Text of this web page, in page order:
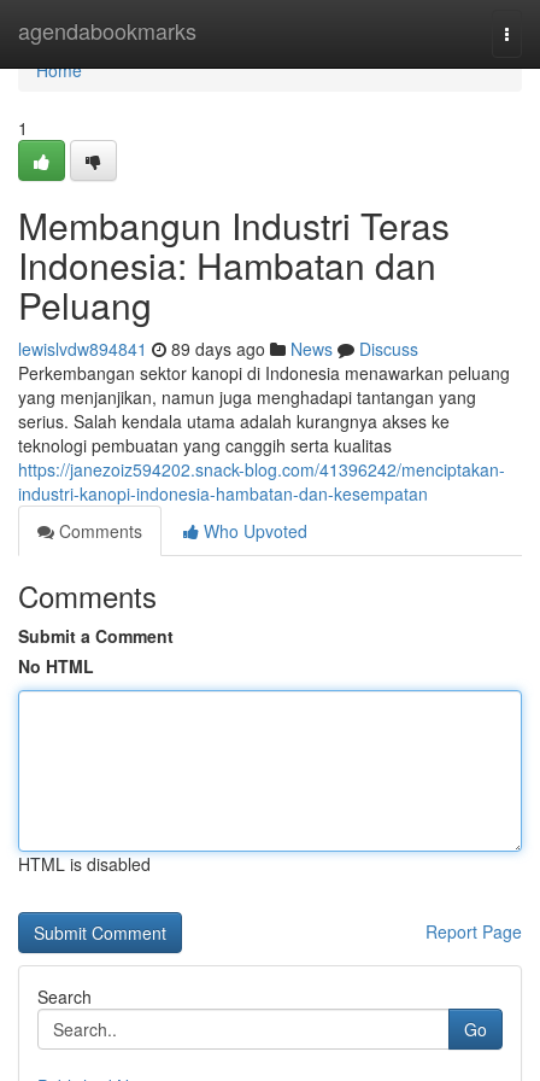
agendabookmarks
Home
Home
1
Membangun Industri Teras
Indonesia: Hambatan dan
Peluang
lewislvdw894841 89 days ago News
Discuss
Perkembangan sektor kanopi di Indonesia menawarkan peluang
yang menjanjikan, namun juga menghadapi tantangan yang
serius. Salah kendala utama adalah kurangnya akses ke
teknologi pembuatan yang canggih serta kualitas
https://janezoiz594202.snack-blog.com/41396242/menciptakan-
industri-kanopi-indonesia-hambatan-dan-kesempatan
Comments
Who Upvoted
Comments
Submit a Comment
No HTML
HTML is disabled
Report Page
Search
Go